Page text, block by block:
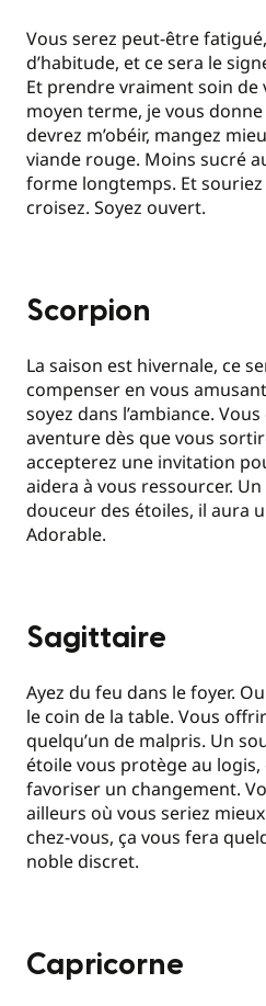
Vous serez peut-être
d’habitude, et ce sera le
Et prendre vraiment soin de
moyen terme, je vous
devrez m’obéir, mangez
viande rouge. Moins sucré
forme longtemps. Et
croisez. Soyez ouvert.
Scorpion
La saison est hivernale, ce
compenser en vous
soyez dans l’ambiance.
aventure dès que vous
accepterez une invitation
aidera à vous ressourcer.
douceur des étoiles, il aura
Adorable.
Sagittaire
Ayez du feu dans le foyer.
le coin de la table. Vous
quelqu’un de malpris. Un
étoile vous protège au
favoriser un changement.
ailleurs où vous seriez
chez-vous, ça vous fera
noble discret.
Capricorne